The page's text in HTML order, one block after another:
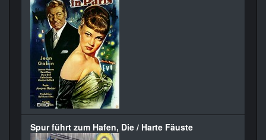
Spur führt zum Hafen, Die / Harte Fäuste